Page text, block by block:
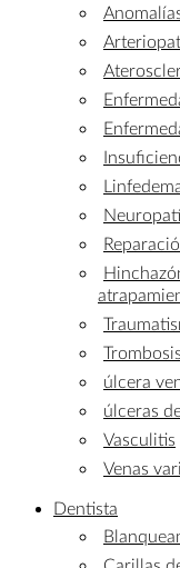
Trombosis
úlcera
úlceras
Vasculitis
Venas
Dentista